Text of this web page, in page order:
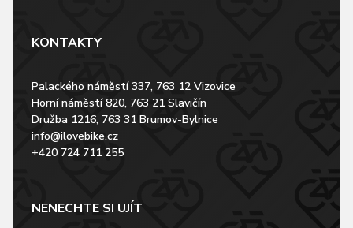
KONTAKTY
Palackého náměstí 337, 763 12 Vizovice
Horní náměstí 820, 763 21 Slavičín
Družba 1216, 763 31 Brumov-Bylnice
info@ilovebike.cz
+420 724 711 255
NENECHTE SI UJÍT